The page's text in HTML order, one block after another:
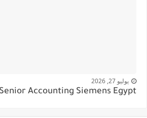
يوليو 27, 2026
Senior Accounting Siemens Egypt